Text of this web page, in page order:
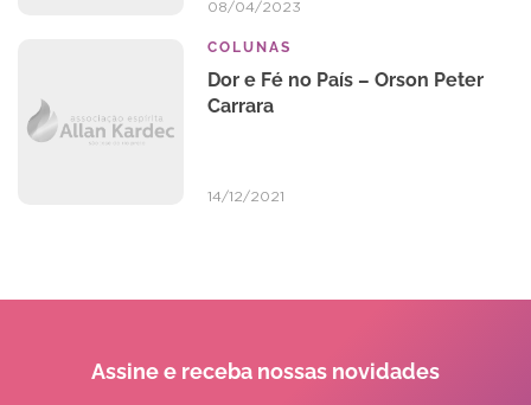
08/04/2023
COLUNAS
Dor e Fé no País – Orson Peter
Carrara
14/12/2021
Assine e receba nossas novidades